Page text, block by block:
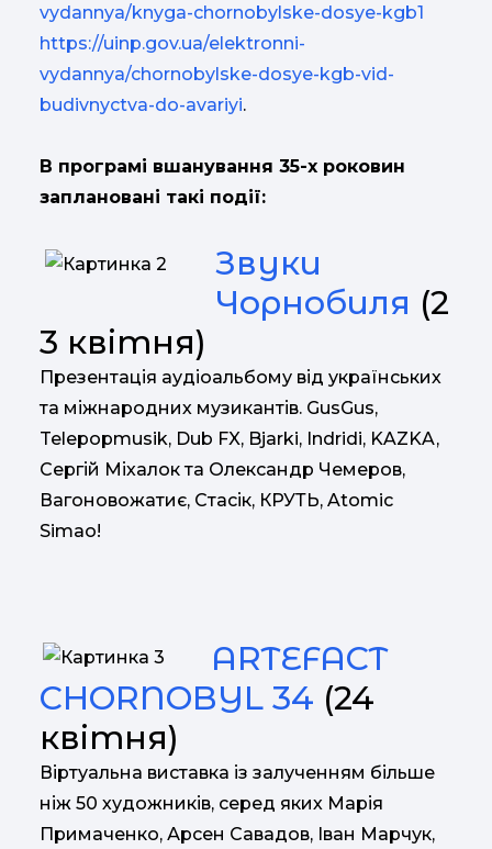
vydannya/knyga-chornobylske-dosye-kgb1
https://uinp.gov.ua/elektronni-
vydannya/chornobylske-dosye-kgb-vid-
budivnyctva-do-avariyi.
В програмі вшанування 35-х роковин
заплановані такі події:
Звуки
Чорнобиля (2
3 квітня)
Презентація аудіоальбому від українських
та міжнародних музикантів. GusGus,
Telepopmusik, Dub FX, Bjarki, Indridi, KAZKA,
Сергій Міхалок та Олександр Чемеров,
Вагоновожатиє, Стасік, КРУТЬ, Atomic
Simao!
ARTEFACT
CHORNOBYL 34 (24
квітня)
Віртуальна виставка із залученням більше
ніж 50 художників, серед яких Марія
Примаченко, Арсен Савадов, Іван Марчук,